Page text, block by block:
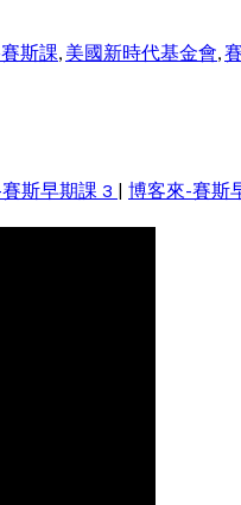
斯課, 美國新時代基金會,
斯早期課 3 博客來-賽斯